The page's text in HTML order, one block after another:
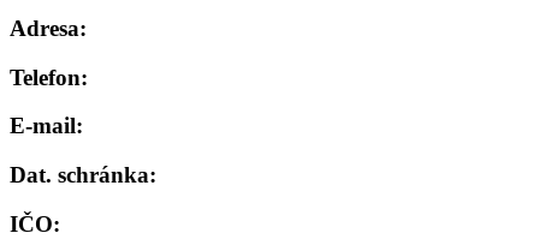
Adresa:
Telefon:
E-mail:
Dat. schránka:
IČO: